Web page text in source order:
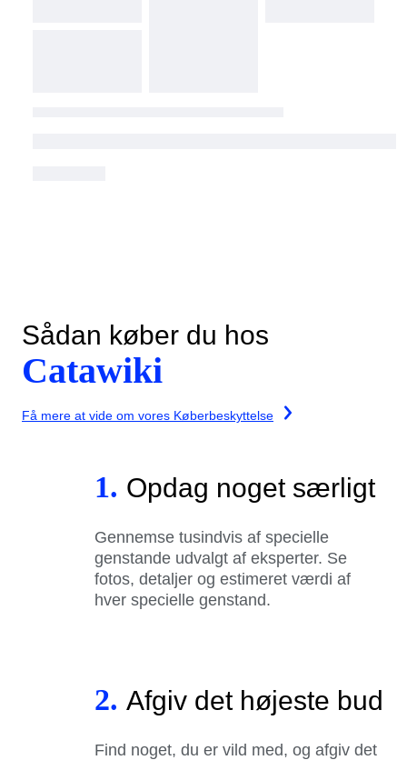
Sådan køber du hos
Catawiki
Få mere at vide om vores Køberbeskyttelse
1. Opdag noget særligt
Gennemse tusindvis af specielle
genstande udvalgt af eksperter. Se
fotos, detaljer og estimeret værdi af
hver specielle genstand.
2. Afgiv det højeste bud
Find noget, du er vild med, og afgiv det